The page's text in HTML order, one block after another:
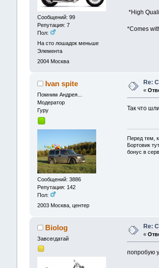
Сообщений: 99
Репутация: 7
Пол:
На сто лошадок меньше
Элемента
2004 Москва
*High
*Comes
Ivan spite
Помним Андрея...
Модератор
Гуру
Сообщений: 3886
Репутация: 142
Пол:
2003 Москва, центер
Re:
«
Так что
Перед тем,
Бортовик
бонус в
Biolog
Завсегдатай
Re:
«
попробую